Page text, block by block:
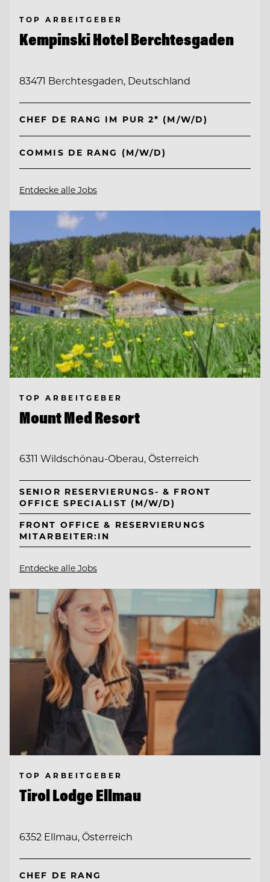
TOP ARBEITGEBER
Kempinski Hotel Berchtesgaden
83471 Berchtesgaden, Deutschland
CHEF DE RANG IM PUR 2* (M/W/D)
COMMIS DE RANG (M/W/D)
Entdecke alle Jobs
TOP ARBEITGEBER
Mount Med Resort
6311 Wildschönau-Oberau, Österreich
SENIOR RESERVIERUNGS- & FRONT
OFFICE SPECIALIST (M/W/D)
FRONT OFFICE & RESERVIERUNGS
MITARBEITER:IN
Entdecke alle Jobs
TOP ARBEITGEBER
Tirol Lodge Ellmau
6352 Ellmau, Österreich
CHEF DE RANG